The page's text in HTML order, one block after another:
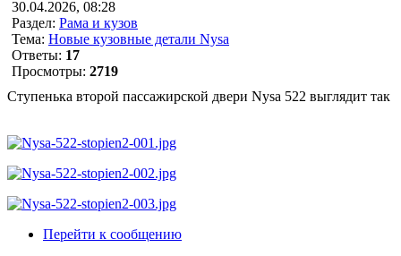
30.04.2026, 08:28
Раздел: Рама и кузов
Тема: Новые кузовные детали Nysa
Ответы: 17
Просмотры: 2719
Ступенька второй пассажирской двери Nysa 522 выглядит так
Перейти к сообщению